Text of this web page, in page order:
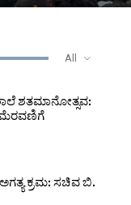
All
ಶತಮಾನೋತ್ಸವ:
ಮೆರವಣಿಗೆ
ಕ್ರಮ: ಸಚಿವ ಬಿ.